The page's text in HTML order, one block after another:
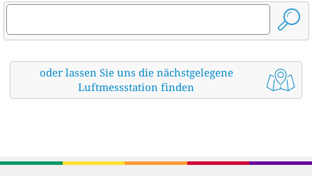
oder lassen Sie uns die nächstgelegene
Luftmessstation finden